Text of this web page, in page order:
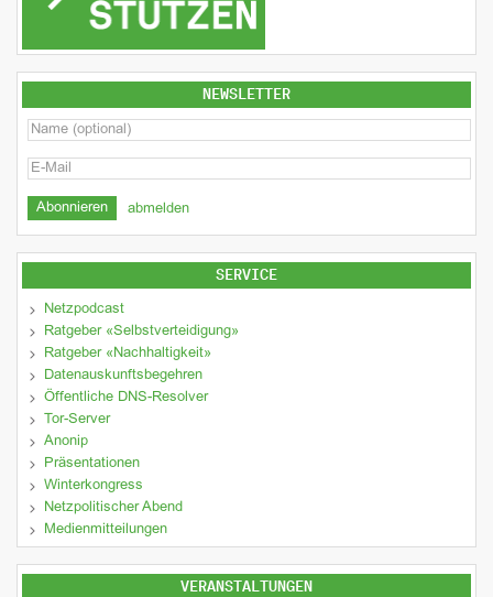
NEWSLETTER
abmelden
SERVICE
Netzpodcast
Ratgeber «Selbstverteidigung»
Ratgeber «Nachhaltigkeit»
Datenauskunftsbegehren
Öffentliche DNS-Resolver
Tor-Server
Anonip
Präsentationen
Winterkongress
Netzpolitischer Abend
Medienmitteilungen
VERANSTALTUNGEN